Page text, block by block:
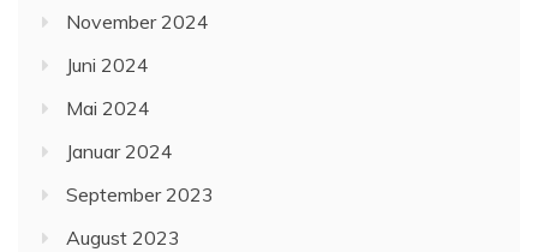
November 2024
Juni 2024
Mai 2024
Januar 2024
September 2023
August 2023